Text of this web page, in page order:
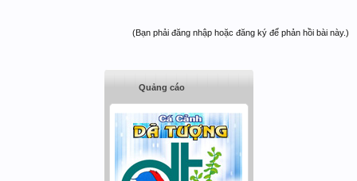
(Bạn phải đăng nhập hoặc đăng ký để phản hồi bài này.)
Quảng cáo